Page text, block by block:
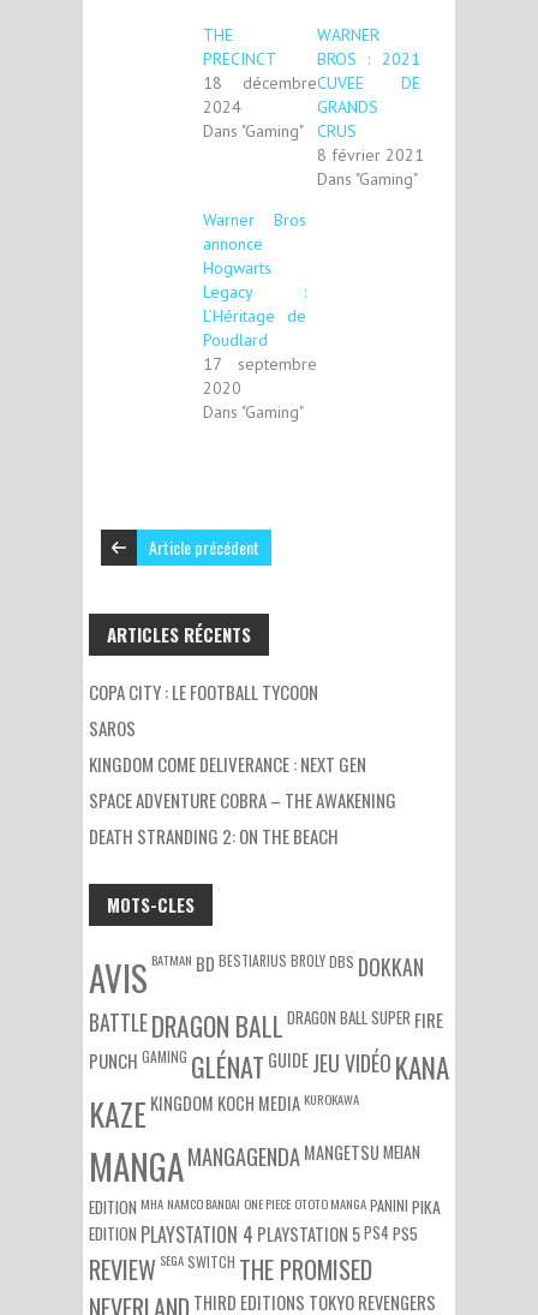
THE
PRECINCT
18 décembre
2024
Dans "Gaming"
WARNER
BROS : 2021
CUVEE DE
GRANDS
CRUS
8 février 2021
Dans "Gaming"
Warner Bros
annonce
Hogwarts
Legacy :
L’Héritage de
Poudlard
17 septembre
2020
Dans "Gaming"
Article précédent
ARTICLES RÉCENTS
COPA CITY : LE FOOTBALL TYCOON
SAROS
KINGDOM COME DELIVERANCE : NEXT GEN
SPACE ADVENTURE COBRA – THE AWAKENING
DEATH STRANDING 2: ON THE BEACH
MOTS-CLES
AVIS BATMAN BD BESTIARIUS BROLYDBS DOKKAN
BATTLEDRAGON BALL DRAGON BALL SUPER FIRE
PUNCH GAMING GLÉNAT GUIDEJEU VIDÉOKANA
KAZE KINGDOM KOCH MEDIA KUROKAWA
MANGAMANGAGENDAMANGETSUMEIAN
EDITION MHA NAMCO BANDAI ONE PIECE OTOTO MANGAPANINI PIKA
EDITION PLAYSTATION 4 PLAYSTATION 5PS4PS5
REVIEW SEGASWITCH THE PROMISED
THIRD EDITIONS TOKYO REVENGERS